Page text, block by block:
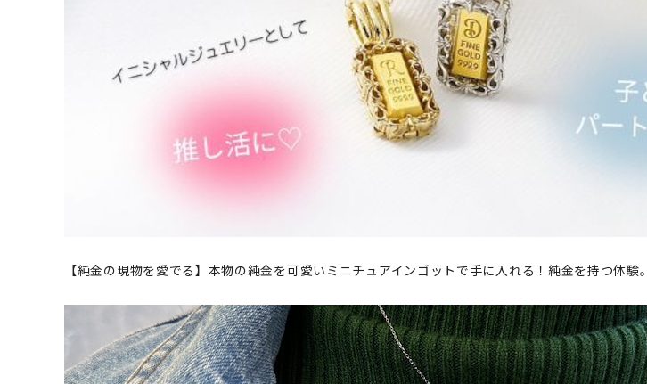
【純金の現物を愛でる】本物の純金を可愛いミニチュアインゴットで手に入れる！純金を持つ体験。